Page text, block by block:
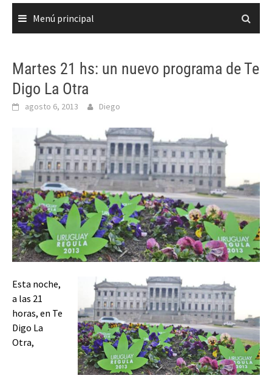
Menú principal
Martes 21 hs: un nuevo programa de Te
Digo La Otra
agosto 6, 2013 Diego
Esta noche,
a las 21
horas, en Te
Digo La
Otra,